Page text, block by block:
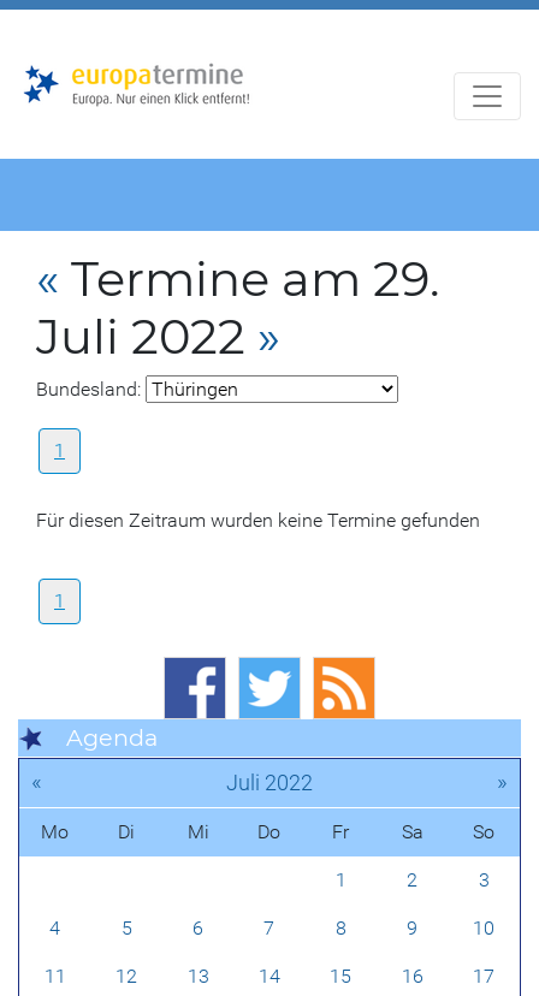
« Termine am 29.
Juli 2022 »
Bundesland:
1
Für diesen Zeitraum wurden keine Termine gefunden
1
Agenda
« Juli 2022 »
Mo Di Mi Do Fr Sa So
1 2 3
4 5 6 7 8 9 10
11 12 13 14 15 16 17